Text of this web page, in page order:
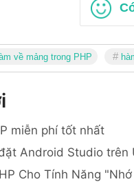
về mảng trong PHP
miễn phí tốt nhất
Android Studio
Cho Tính Năng